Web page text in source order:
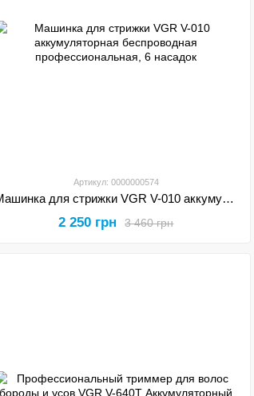
Артикул: 0000000574
Машинка для стрижки VGR V-010 аккумуляторная беспроводная профессиональная, 6 насадок
3 460 грн
2 250 грн